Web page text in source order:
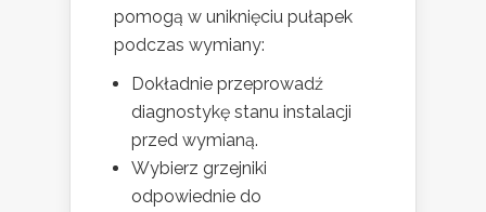
pomogą w uniknięciu pułapek
podczas wymiany:
Dokładnie przeprowadź
diagnostykę stanu instalacji
przed wymianą.
Wybierz grzejniki
odpowiednie do